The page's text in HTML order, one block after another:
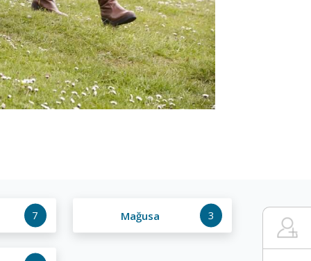
7 Mağusa 3